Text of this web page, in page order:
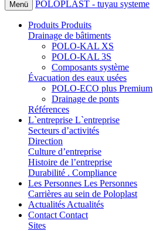
Menü POLOPLAST - tuyau systeme
Produits Produits
Drainage de bâtiments
POLO-KAL XS
POLO-KAL 3S
Composants système
Évacuation des eaux usées
POLO-ECO plus Premium
Drainage de ponts
Références
L`entreprise L`entreprise
Secteurs d’activités
Direction
Culture d’entreprise
Histoire de l’entreprise
Durabilité . Compliance
Les Personnes Les Personnes
Carrières au sein de Poloplast
Actualités Actualités
Contact Contact
Sites